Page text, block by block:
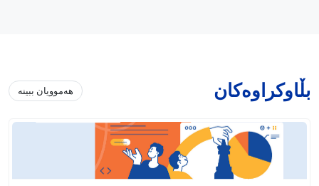
بڵاوکراوەکان هەموویان ببینە